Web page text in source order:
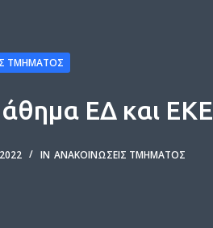
ΤΜΉΜΑΤΟΣ
ΕΔ και ΕΚΕ
IN ΑΝΑΚΟΙΝΏΣΕΙΣ ΤΜΉΜΑΤΟΣ